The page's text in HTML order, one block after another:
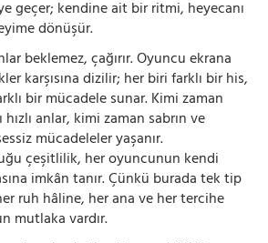
geçer; kendine ait bir ritmi, heyecanı
dönüşür.
beklemez, çağırır. Oyuncu ekrana
karşısına dizilir; her biri farklı bir his,
bir mücadele sunar. Kimi zaman
hızlı anlar, kimi zaman sabrın ve
mücadeleler yaşanır.
çeşitlilik, her oyuncunun kendi
imkân tanır. Çünkü burada tek tip
ruh hâline, her ana ve her tercihe
mutlaka vardır.